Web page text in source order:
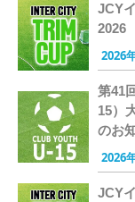
JCY
2026
2026
第41
15）
のお
2026
JCY